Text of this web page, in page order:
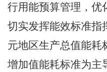
行用能预算管理，优
切实发挥能效标准指
元地区生产总值能耗
增加值能耗标准为主